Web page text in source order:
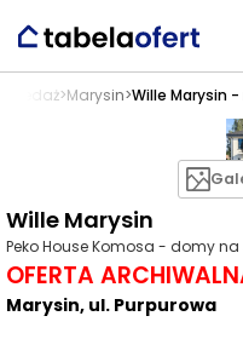
>Marysin>Wille Marysin
Wille Marysin
Peko House Komosa - domy na
OFERTA
Marysin, ul. Purpurowa